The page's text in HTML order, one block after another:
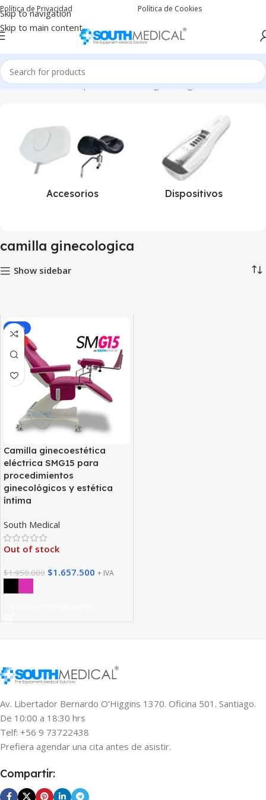
Skip to navigation
Skip to main content
Política de Privacidad Política de Cookies
Inicio Productos etiquetados “camilla ginecologica”
Accesorios Dispositivos
camilla ginecologica
Show sidebar
-15%
Camilla ginecoestética
eléctrica SMG15 para
procedimientos
ginecológicos y estética
íntima
South Medical
Out of stock
$1.950.000 $1.657.500 + IVA
Av. Libertador Bernardo O'Higgins 1370. Oficina 501. Santiago.
De 10:00 a 18:30 hrs
Telf: +56 9 73722438
Prefiera agendar una cita antes de asistir.
Compartir: